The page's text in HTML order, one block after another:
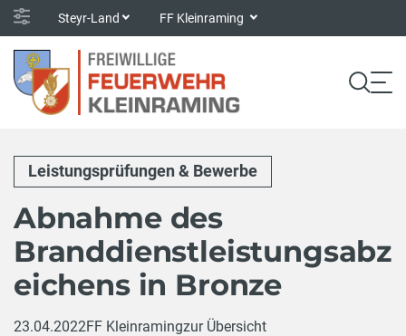
Steyr-Land FF Kleinraming
Leistungsprüfungen & Bewerbe
Abnahme des
Branddienstleistungsabz
eichens in Bronze
23.04.2022FF Kleinramingzur Übersicht